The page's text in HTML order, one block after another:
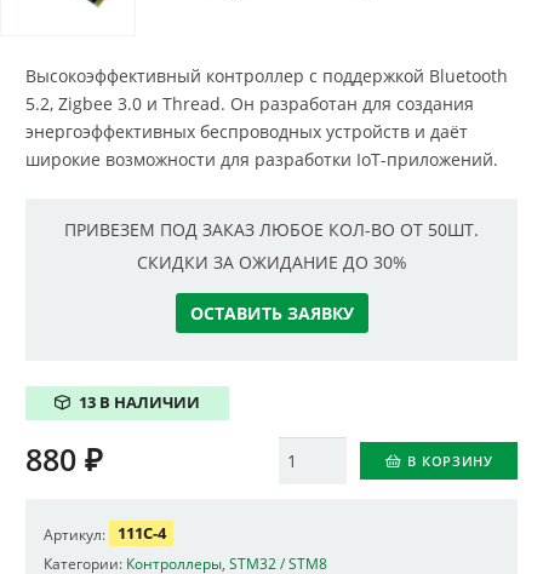
Высокоэффективный контроллер с поддержкой Bluetooth
5.2, Zigbee 3.0 и Thread. Он разработан для создания
энергоэффективных беспроводных устройств и даёт
широкие возможности для разработки IoT-приложений.
ПРИВЕЗЕМ ПОД ЗАКАЗ ЛЮБОЕ КОЛ-ВО ОТ 50ШТ.
СКИДКИ ЗА ОЖИДАНИЕ ДО 30%
ОСТАВИТЬ ЗАЯВКУ
13 В НАЛИЧИИ
Количество В КОРЗИНУ
880 ₽
Артикул: 111C-4
Категории: Контроллеры STM32 / STM8